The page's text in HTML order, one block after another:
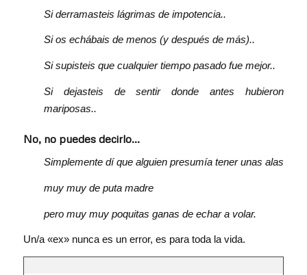
Si derramasteis lágrimas de impotencia..
Si os echábais de menos (y después de más)..
Si supisteis que cualquier tiempo pasado fue mejor..
Si dejasteis de sentir donde antes hubieron
mariposas..
No, no puedes decirlo…
Simplemente dí que alguien presumía tener unas alas
muy muy de puta madre
pero muy muy poquitas ganas de echar a volar.
Un/a «ex» nunca es un error, es para toda la vida.